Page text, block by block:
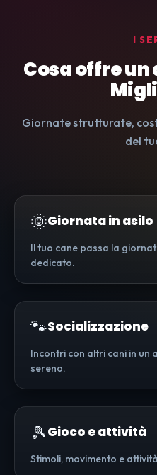
I
Cosa offre un
Giornate strutturate,
del
🌞Giornata in asilo
Il tuo cane passa la
dedicato.
🐾Socializzazione
Incontri con altri cani in un
sereno.
🎾Gioco e attività
Stimoli, movimento e